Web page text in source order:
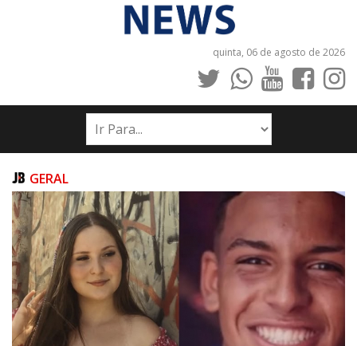
quinta, 06 de agosto de 2026
INÍCIO
NOTÍCIAS
PUBLICAÇÕES LEGAIS
CONTATO
GERAL